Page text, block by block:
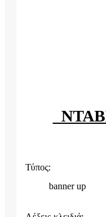
Τύπος:
banner up